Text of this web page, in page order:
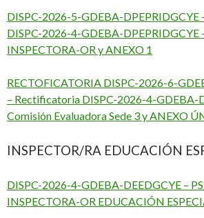
DISPC-2026-5-GDEBA-
DISPC-2026-4-GDEBA-DPEPRIDGCYE
INSPECTORA-OR y ANEXO 1
RECTOFICATORIA DISPC-2026-6-
– Rectificatoria DISPC-2026-4-GDEBA-
Comisión Evaluadora Sede 3 y ANEXO
INSPECTOR/RA EDUCACIÓN
DISPC-2026-4-GDEBA-DEEDGCYE –
INSPECTORA-OR EDUCACIÓN